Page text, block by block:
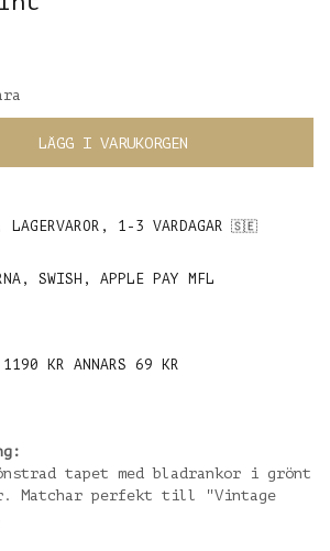
LÄGG I VARUKORGEN
1-3 VARDAGAR 🇸🇪
SWISH, APPLE PAY MFL
KR ANNARS 69 KR
tapet med bladrankor i grönt
Matchar perfekt till "Vintage